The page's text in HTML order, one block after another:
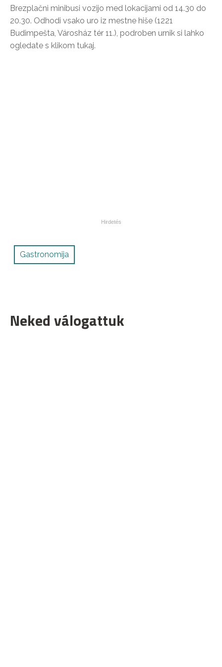
Brezplačni minibusi vozijo med lokacijami od 14.30 do
20.30. Odhodi vsako uro iz mestne hiše (1221
Budimpešta, Városház tér 11.), podroben urnik si lahko
ogledate s klikom tukaj.
Gastronomija
Neked válogattuk